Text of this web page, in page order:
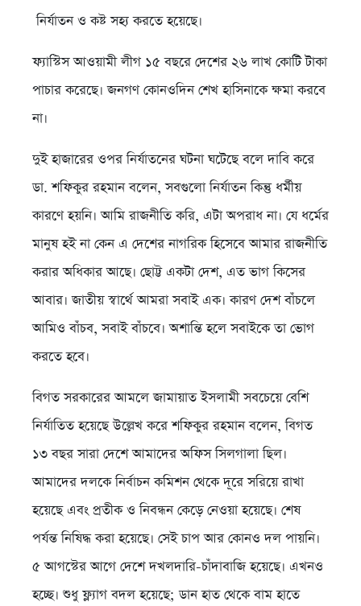
নির্যাতন ও কষ্ট সহ্য করতে হয়েছে।
ফ্যাস্টিস আওয়ামী লীগ ১৫ বছরে দেশের ২৬ লাখ কোটি টাকা
পাচার করেছে। জনগণ কোনওদিন শেখ হাসিনাকে ক্ষমা করবে
না।
দুই হাজারের ওপর নির্যাতনের ঘটনা ঘটেছে বলে দাবি করে
ডা. শফিকুর রহমান বলেন, সবগুলো নির্যাতন কিন্তু ধর্মীয়
কারণে হয়নি। আমি রাজনীতি করি, এটা অপরাধ না। যে ধর্মের
মানুষ হই না কেন এ দেশের নাগরিক হিসেবে আমার রাজনীতি
করার অধিকার আছে। ছোট্ট একটা দেশ, এত ভাগ কিসের
আবার। জাতীয় স্বার্থে আমরা সবাই এক। কারণ দেশ বাঁচলে
আমিও বাঁচব, সবাই বাঁচবে। অশান্তি হলে সবাইকে তা ভোগ
করতে হবে।
বিগত সরকারের আমলে জামায়াত ইসলামী সবচেয়ে বেশি
নির্যাতিত হয়েছে উল্লেখ করে শফিকুর রহমান বলেন, বিগত
১৩ বছর সারা দেশে আমাদের অফিস সিলগালা ছিল।
আমাদের দলকে নির্বাচন কমিশন থেকে দূরে সরিয়ে রাখা
হয়েছে এবং প্রতীক ও নিবন্ধন কেড়ে নেওয়া হয়েছে। শেষ
পর্যন্ত নিষিদ্ধ করা হয়েছে। সেই চাপ আর কোনও দল পায়নি।
৫ আগস্টের আগে দেশে দখলদারি-চাঁদাবাজি হয়েছে। এখনও
হচ্ছে। শুধু ফ্ল্যাগ বদল হয়েছে; ডান হাত থেকে বাম হাতে